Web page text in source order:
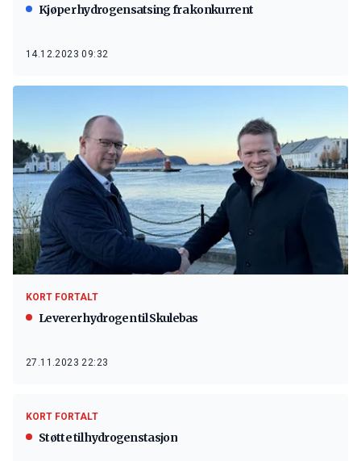
Kjøper hydrogensatsing fra konkurrent
14.12.2023 09:32
KORT FORTALT
Leverer hydrogen til Skulebas
27.11.2023 22:23
KORT FORTALT
Støtte til hydrogenstasjon